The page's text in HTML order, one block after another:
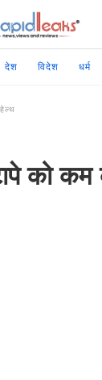
देश विदेश धर्म
हेल्थ
को